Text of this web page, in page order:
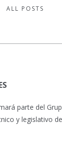
ALL POSTS
parte del
y legislativo